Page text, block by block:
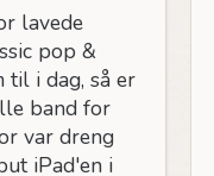
lavede
pop &
til i dag, så er
band for
var dreng
iPad'en i